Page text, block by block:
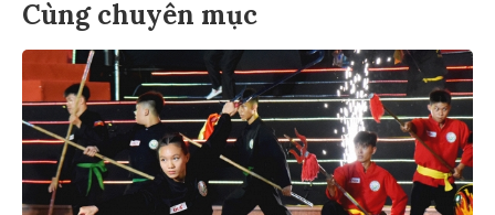
Cùng chuyên mục